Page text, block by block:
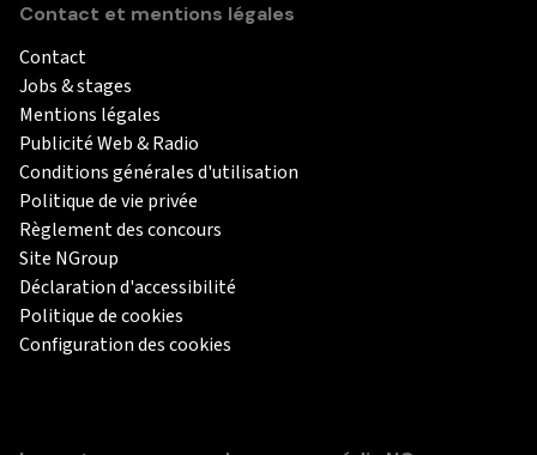
Contact et mentions légales
Contact
Jobs & stages
Mentions légales
Publicité Web & Radio
Conditions générales d'utilisation
Politique de vie privée
Règlement des concours
Site NGroup
Déclaration d'accessibilité
Politique de cookies
Configuration des cookies